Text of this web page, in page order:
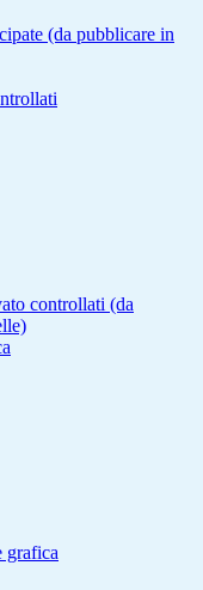
(da pubblicare in
controllati (da
grafica